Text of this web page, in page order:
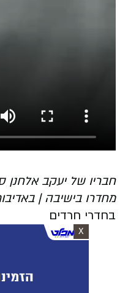
חבריו של יעקב אלחנן
מחדרו בישיבה |
בחדרי חרדים
X